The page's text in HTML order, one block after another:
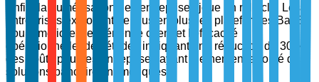
Enfin, la numérisation des entreprises joue un rôle clé. Les
entreprises exploitent de plus en plus les plateformes BaaS
pour améliorer l'expérience client et l'efficacité
opérationnelle, des études indiquant une réduction de 30 %
des coûts pour les entreprises ayant pleinement adopté des
solutions bancaires numériques.